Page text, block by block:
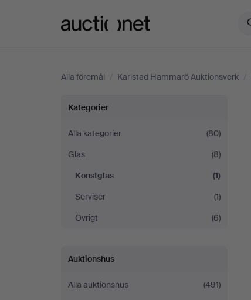
Alla föremål / Karlstad Hammarö Auktionsverk /
Konstglas
på
Karlstad
Hammarö
Auktionsverk
Kategorier
Alla kategorier
(80)
Glas
(8)
Konstglas
(1)
Serviser
(1)
Övrigt
(6)
Auktionshus
Alla auktionshus
(491)